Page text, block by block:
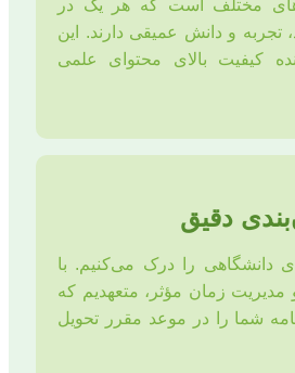
مختلف است که هر یک در
و دانش عمیقی دارند. این
کیفیت بالای محتوای علمی
دقیق
دانشگاهی را درک می‌کنیم. با
مدیریت زمان مؤثر، متعهدیم که
شما را در موعد مقرر تحویل